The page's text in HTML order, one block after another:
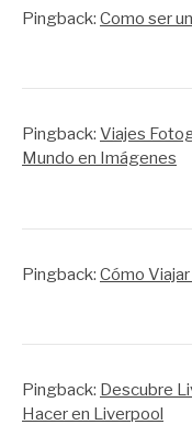
Pingback: Como ser
Pingback: Viajes
Mundo en Imágenes
Pingback: Cómo
Pingback: Descubre
Hacer en Liverpool